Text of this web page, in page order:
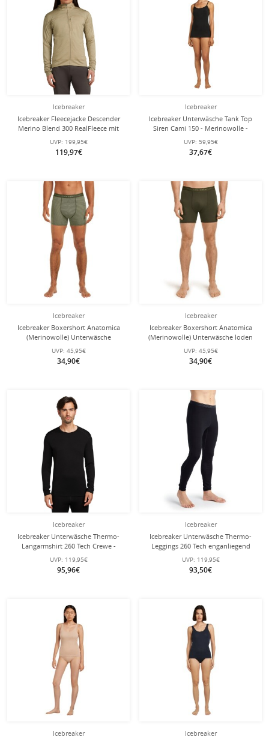
Icebreaker
Icebreaker Fleecejacke Descender
Merino Blend 300 RealFleece mit
Kapuze (Merinowolle, atmungsaktiv)
sandbraun Herren
UVP: 199,95€
119,97€
Icebreaker
Icebreaker Unterwäsche Tank Top
Siren Cami 150 - Merinowolle -
schwarz Damen
UVP: 59,95€
37,67€
Icebreaker
Icebreaker Boxershort Anatomica
(Merinowolle) Unterwäsche
lichen/lodengrün Herren
UVP: 45,95€
34,90€
Icebreaker
Icebreaker Boxershort Anatomica
(Merinowolle) Unterwäsche loden
dunkelgrün Herren
UVP: 45,95€
34,90€
Icebreaker
Icebreaker Unterwäsche Thermo-
Langarmshirt 260 Tech Crewe -
Merinowolle, enganliegend -
schwarz Herren
UVP: 119,95€
95,96€
Icebreaker
Icebreaker Unterwäsche Thermo-
Leggings 260 Tech enganliegend
(Merinowolle) - schwarz Herren
UVP: 119,95€
93,50€
Icebreaker
Icebreaker